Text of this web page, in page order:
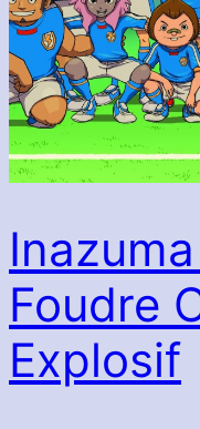
Foudre
Explosif